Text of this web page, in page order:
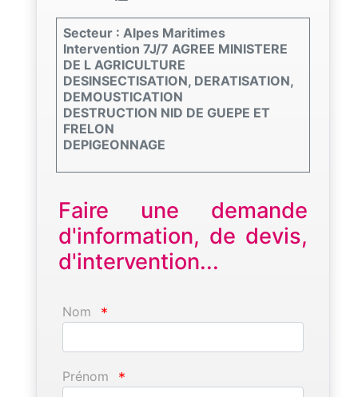
Secteur : Alpes Maritimes
Intervention 7J/7 AGREE MINISTERE
DE L AGRICULTURE
DESINSECTISATION, DERATISATION,
DEMOUSTICATION
DESTRUCTION NID DE GUEPE ET
FRELON
DEPIGEONNAGE
Faire une demande
d'information, de devis,
d'intervention...
Nom *
Prénom *